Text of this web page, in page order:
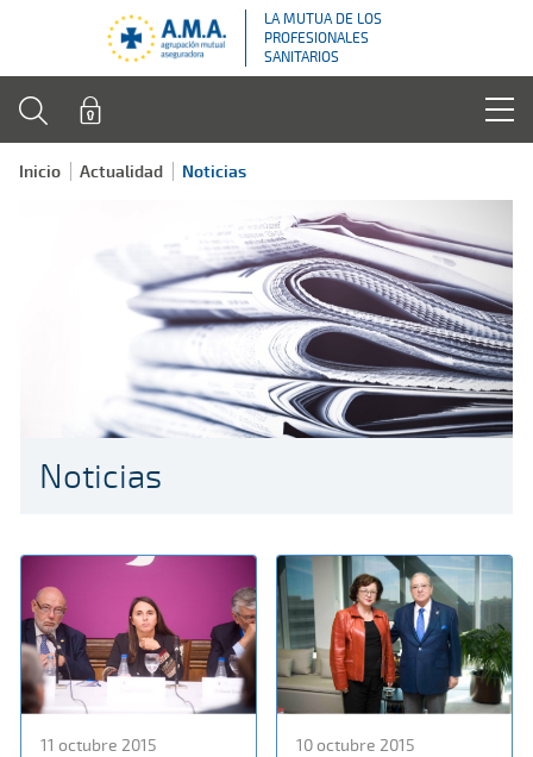
LA MUTUA DE LOS
PROFESIONALES
SANITARIOS
Inicio Actualidad Noticias
Noticias
11 octubre 2015 10 octubre 2015